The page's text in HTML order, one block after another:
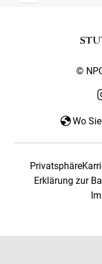
©
Wo
Privatsphäre
Erklärung zur